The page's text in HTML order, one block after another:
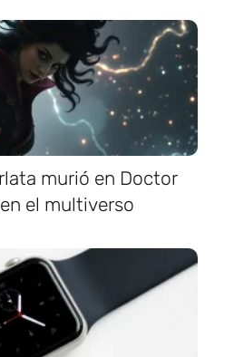
murió en Doctor
el multiverso